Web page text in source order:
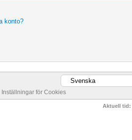
konto?
Inställningar för Cookies
Aktuell tid: